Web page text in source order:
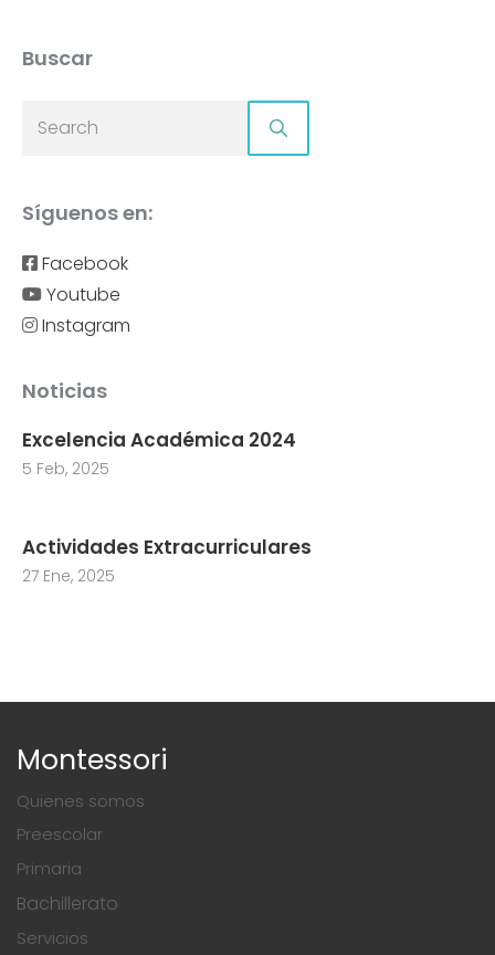
Buscar
Síguenos en:
Facebook
Youtube
Instagram
Noticias
Excelencia Académica 2024
5 Feb, 2025
Actividades Extracurriculares
27 Ene, 2025
Montessori
Quienes somos
Preescolar
Primaria
Bachillerato
Servicios